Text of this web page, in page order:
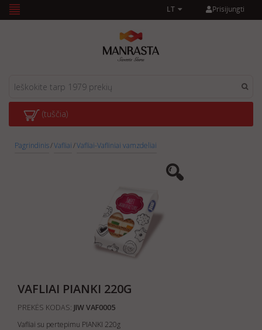
Prisijungti
LT
(tuščia)
Pagrindinis/Vafliai/Vafliai-Vafliniai vamzdeliai
VAFLIAI PIANKI 220G
PREKĖS KODAS: JIW VAF0005
Vafliai su pertepimu PIANKI 220g